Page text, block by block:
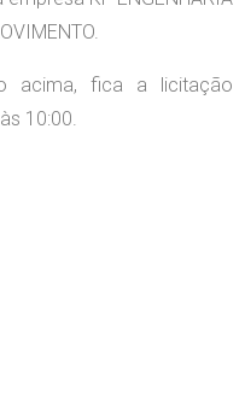
acima, fica a licitação
10:00.